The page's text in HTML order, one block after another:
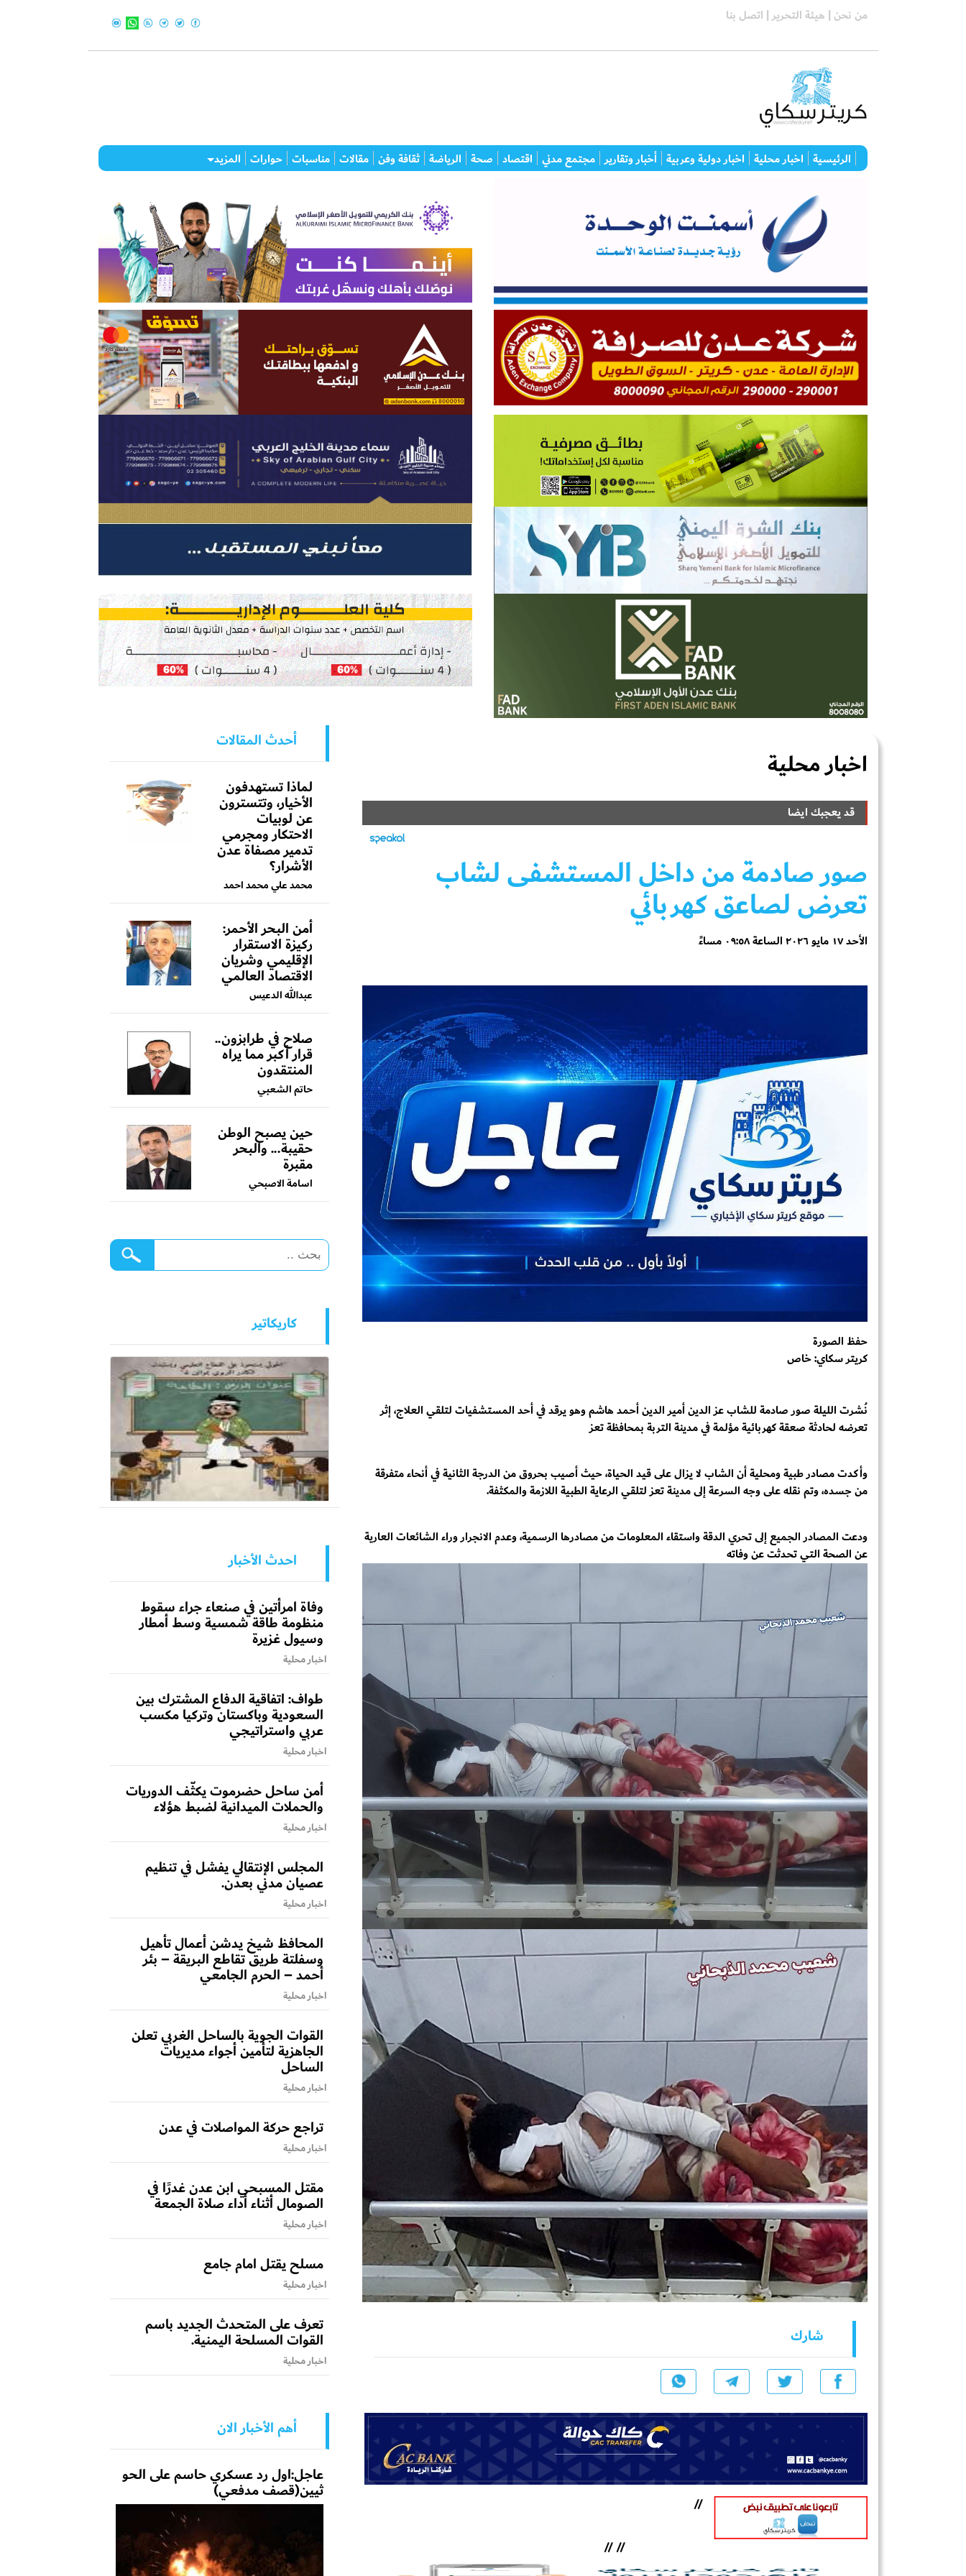
من نحن | هيئة التحرير | اتصل بنا
الرئيسية اخبار محلية اخبار دولية وعربية أخبار وتقارير مجتمع مدني اقتصاد صحة الرياضة ثقافة وفن مقالات مناسبات حوارات المزيد
اخبار محلية
قد يعجبك ايضا
صور صادمة من داخل المستشفى لشاب
تعرض لصاعق كهربائي
الأحد ١٧ مايو ٢٠٢٦ الساعة ٠٩:٥٨ مساءً
حفظ الصورة
كريتر سكاي: خاص
نُشرت الليلة صور صادمة للشاب عز الدين أمير الدين أحمد هاشم وهو يرقد في أحد المستشفيات لتلقي العلاج، إثر
تعرضه لحادثة صعقة كهربائية مؤلمة في مدينة التربة بمحافظة تعز
وأكدت مصادر طبية ومحلية أن الشاب لا يزال على قيد الحياة، حيث أصيب بحروق من الدرجة الثانية في أنحاء متفرقة
من جسده، وتم نقله على وجه السرعة إلى مدينة تعز لتلقي الرعاية الطبية اللازمة والمكثفة.
ودعت المصادر الجميع إلى تحري الدقة واستقاء المعلومات من مصادرها الرسمية، وعدم الانجرار وراء الشائعات العارية
عن الصحة التي تحدثت عن وفاته
شارك
//
//
//
أحدث المقالات
لماذا تستهدفون
الأخيار، وتتسترون
عن لوبيات
الاحتكار ومجرمي
تدمير مصفاة عدن
الأشرار؟
محمد علي محمد احمد
أمن البحر الأحمر:
ركيزة الاستقرار
الإقليمي وشريان
الاقتصاد العالمي
عبدالله الدعيس
صلاح في طرابزون..
قرار أكبر مما يراه
المنتقدون
حاتم الشعبي
حين يصبح الوطن
حقيبة... والبحر
مقبرة
اسامة الاصبحي
كاريكاتير
احدث الأخبار
وفاة امرأتين في صنعاء جراء سقوط
منظومة طاقة شمسية وسط أمطار
وسيول غزيرة
اخبار محلية
طواف: اتفاقية الدفاع المشترك بين
السعودية وباكستان وتركيا مكسب
عربي واستراتيجي
اخبار محلية
أمن ساحل حضرموت يكثّف الدوريات
والحملات الميدانية لضبط هؤلاء
اخبار محلية
المجلس الإنتقالي يفشل في تنظيم
عصيان مدني بعدن.
اخبار محلية
المحافظ شيخ يدشن أعمال تأهيل
وسفلتة طريق تقاطع البريقة – بئر
أحمد – الحرم الجامعي
اخبار محلية
القوات الجوية بالساحل الغربي تعلن
الجاهزية لتأمين أجواء مديريات
الساحل
اخبار محلية
تراجع حركة المواصلات في عدن
اخبار محلية
مقتل المسبحي ابن عدن غدرًا في
الصومال أثناء أداء صلاة الجمعة
اخبار محلية
مسلح يقتل امام جامع
اخبار محلية
تعرف على المتحدث الجديد باسم
القوات المسلحة اليمنية.
اخبار محلية
أهم الأخبار الان
عاجل:اول رد عسكري حاسم على الحو
ثيين(قصف مدفعي)